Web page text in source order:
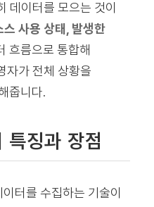
데이터를 모으는 것이
사용 상태, 발생한
흐름으로 통합해
자가 전체 상황을
줍니다.
특징과 장점
터를 수집하는 기술이